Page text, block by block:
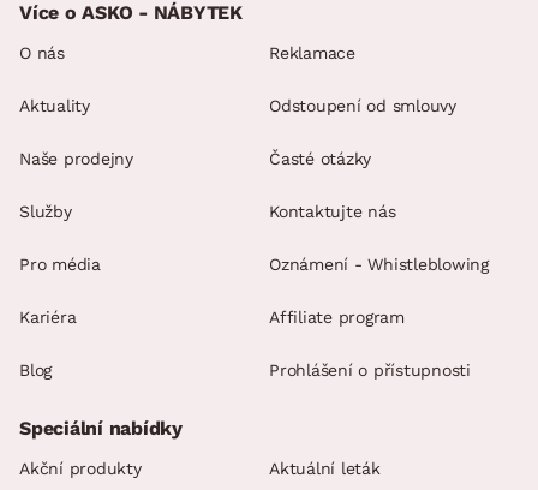
Více o ASKO - NÁBYTEK
O nás
Aktuality
Naše prodejny
Služby
Pro média
Kariéra
Blog
Reklamace
Odstoupení od smlouvy
Časté otázky
Kontaktujte nás
Oznámení - Whistleblowing
Affiliate program
Prohlášení o přístupnosti
Speciální nabídky
Akční produkty Aktuální leták